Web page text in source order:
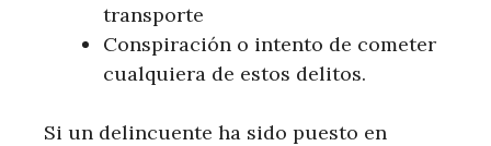
transporte
Conspiración o intento de cometer
cualquiera de estos delitos.
Si un delincuente ha sido puesto en